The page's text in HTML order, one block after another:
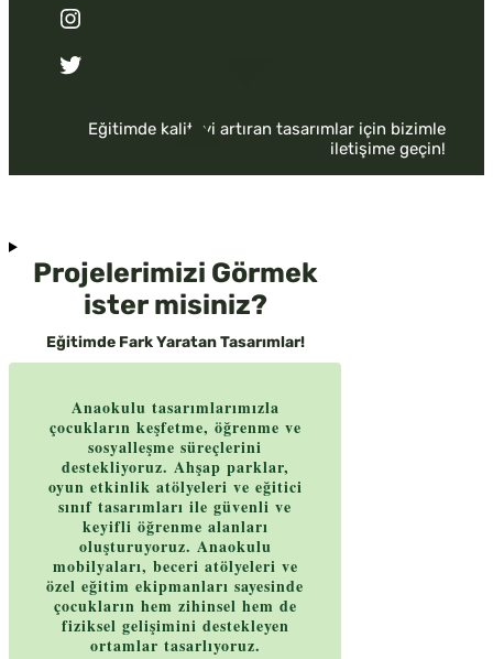
Instagram
Twitter
Eğitimde kaliteyi artıran tasarımlar için bizimle
iletişime geçin!
Projelerimizi Görmek
ister misiniz?
Eğitimde Fark Yaratan Tasarımlar!
Anaokulu tasarımlarımızla
çocukların keşfetme, öğrenme ve
sosyalleşme süreçlerini
destekliyoruz. Ahşap parklar,
oyun etkinlik atölyeleri ve eğitici
sınıf tasarımları ile güvenli ve
keyifli öğrenme alanları
oluşturuyoruz. Anaokulu
mobilyaları, beceri atölyeleri ve
özel eğitim ekipmanları sayesinde
çocukların hem zihinsel hem de
fiziksel gelişimini destekleyen
ortamlar tasarlıyoruz.